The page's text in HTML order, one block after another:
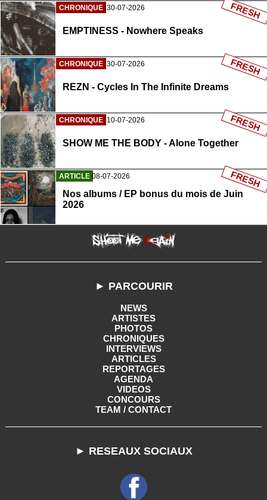
CHRONIQUE 30-07-2026
EMPTINESS - Nowhere Speaks
FRESH
CHRONIQUE 30-07-2026
REZN - Cycles In The Infinite Dreams
FRESH
CHRONIQUE 10-07-2026
SHOW ME THE BODY - Alone Together
FRESH
ARTICLE 08-07-2026
Nos albums / EP bonus du mois de Juin
2026
FRESH
► PARCOURIR
NEWS
ARTISTES
PHOTOS
CHRONIQUES
INTERVIEWS
ARTICLES
REPORTAGES
AGENDA
VIDEOS
CONCOURS
TEAM / CONTACT
► RESEAUX SOCIAUX